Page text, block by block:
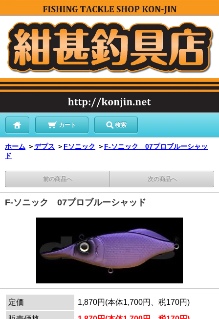
カート 検索
ホーム ＞デプス ＞ Fソニック ＞ F-ソニック 07プロブルーシャッ
ド
前の商品へ 次の商品へ
F-ソニック 07プロブルーシャッド
定価
1,870円(本体1,700円、税170円)